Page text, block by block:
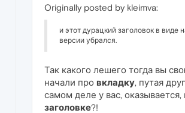
Originally posted by kleimva:
и этот дурацкий заголовок в виде
версии убрался.
Так какого лешего тогда вы
начали про вкладку, путая
самом деле у вас,
заголовке?!